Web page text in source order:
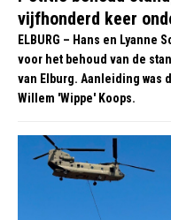
vijfhonderd keer
ELBURG – Hans en
voor het behoud van de
van Elburg. Aanleiding was
Willem 'Wippe' Koops.